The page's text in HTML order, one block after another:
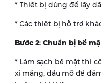
* Thiết bị dùng để lấy
* Các thiết bị hỗ trợ
Bước 2: Chuẩn bị bề
* Làm sạch bề mặt thi
xi măng, dầu mỡ để